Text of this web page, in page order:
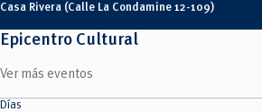
Casa Rivera (Calle La Condamine 12-109)
Epicentro Cultural
Ver más eventos
Días